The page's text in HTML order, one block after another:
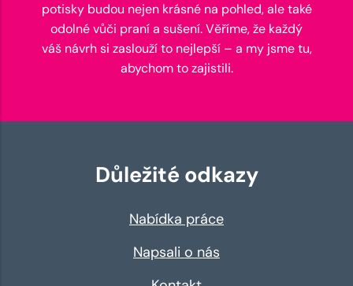
potisky budou nejen krásné na pohled, ale také
odolné vůči praní a sušení. Věříme, že každý
váš návrh si zaslouží to nejlepší – a my jsme tu,
abychom to zajistili.
Důležité odkazy
Nabídka práce
Napsali o nás